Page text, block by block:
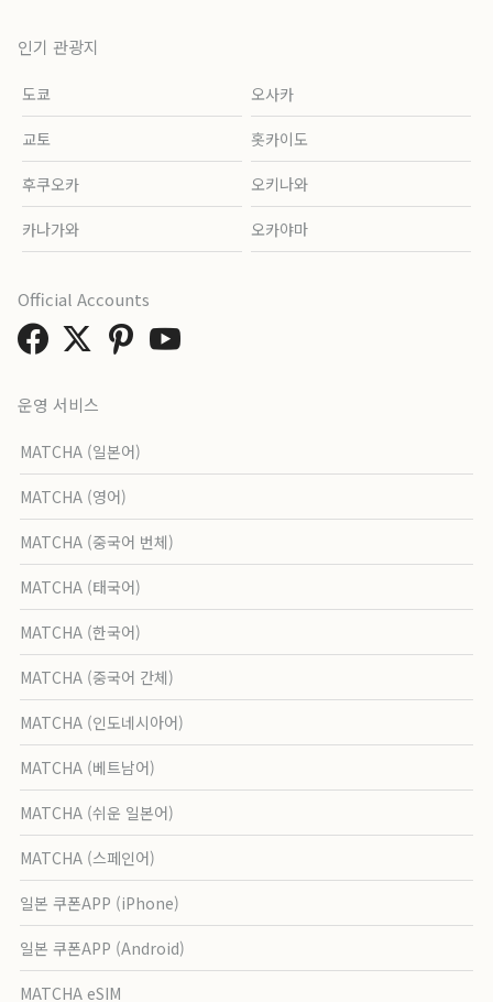
인기 관광지
도쿄 오사카
교토 홋카이도
후쿠오카 오키나와
카나가와 오카야마
운영 서비스
MATCHA (일본어)
MATCHA (영어)
MATCHA (중국어 번체)
MATCHA (태국어)
MATCHA (한국어)
MATCHA (중국어 간체)
MATCHA (인도네시아어)
MATCHA (베트남어)
MATCHA (쉬운 일본어)
MATCHA (스페인어)
일본 쿠폰APP (iPhone)
일본 쿠폰APP (Android)
MATCHA eSIM
Official Accounts